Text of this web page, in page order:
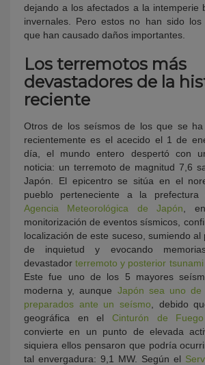
dejando a los afectados a la intemperie
invernales. Pero estos no han sido los
que han causado daños importantes.
Los terremotos más
devastadores de la
reciente
Otros de los seísmos de los que se
recientemente es el acecido el 1 de
día, el mundo entero despertó con
noticia: un terremoto de magnitud 7,6
Japón. El epicentro se sitúa en el
pueblo perteneciente a la
Agencia Meteorológica de Japón ,
monitorización de eventos sísmicos,
localización de este suceso, sumiendo
de inquietud y evocando
devastadorterremoto y posterior
Este fue uno de los 5 mayores
moderna y, aunque Japón sea uno
preparados ante un seísmo , debido
geográfica en el Cinturón de
convierte en un punto de elevada
siquiera ellos pensaron que podría
tal envergadura: 9,1 MW. Según el